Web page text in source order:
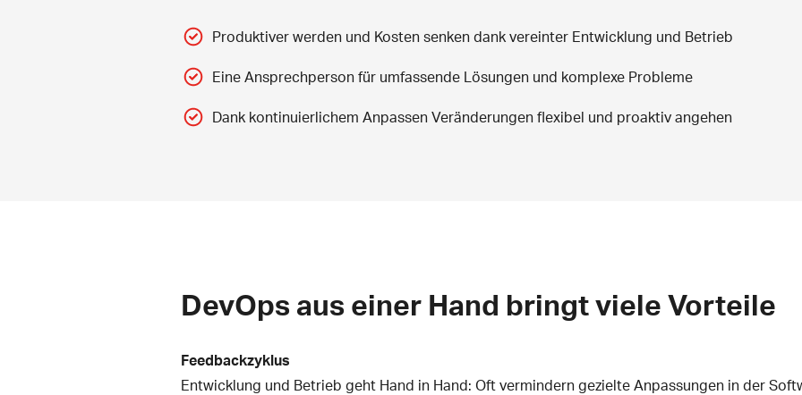
Produktiver werden und Kosten senken dank vereinter Entwicklung und Betrieb
Eine Ansprechperson für umfassende Lösungen und komplexe Probleme
Dank kontinuierlichem Anpassen Veränderungen flexibel und proaktiv angehen
DevOps aus einer Hand bringt viele Vorteile
Feedbackzyklus
Entwicklung und Betrieb geht Hand in Hand: Oft vermindern gezielte Anpassungen in der